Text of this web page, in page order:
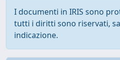
I documenti in IRIS sono
tutti i diritti sono riservati,
indicazione.